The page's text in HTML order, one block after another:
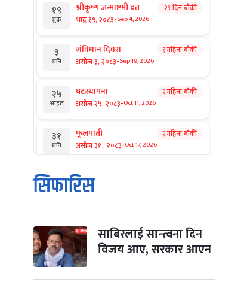
१९
शुक्र
श्रीकृष्ण जन्माष्टमी व्रत
भाद्र १९, २०८३-Sep 4, 2026
२९ दिन बाँकी
३
शनि
संविधान दिवस
असोज ३, २०८३-Sep 19, 2026
१ महिना बाँकी
२५
आइत
घटस्थापना
असोज २५, २०८३-Oct 11, 2026
२ महिना बाँकी
३१
शनि
फूलपाती
असोज ३१ , २०८३-Oct 17, 2026
२ महिना बाँकी
१
आइत
कार्तिक सङ्क्रान्ति
कार्तिक १, २०८३
मंगल कार्तिक ३, २०८३-Oct 20, 2026
४ विजयादशमी
कार्तिक ४, २०८३
सिफारिस
साबिरलाई सान्त्वना दिन
विजय आए, सरकार आएन